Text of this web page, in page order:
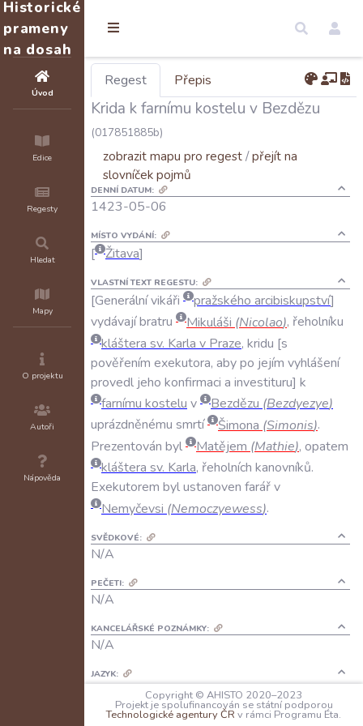
Historické
prameny
na dosah
Úvod
Edice
Regesty
Hledat
Mapy
O projektu
Autoři
Nápověda
Regest Přepis
Krida k farnímu kostelu v Bezdězu
(017851885b)
zobrazit mapu pro regest/přejít na
slovníček pojmů
DENNÍ DATUM:
1423-05-06
MÍSTO VYDÁNÍ:
Žitava
VLASTNÍ TEXT REGESTU:
Generálnívikáři pražského arcibiskupství
vydávajíbratru Mikuláši (Nicolao), řeholníku
kláštera sv. Karla v Praze, kridu s
pověřením exekutora, abypo jejím vyhlášení
provedl jeho konfirmaci a investituru k
farnímu kostelu v Bezdězu (Bezdyezye)
uprázdněnému smrtí Šimona (Simonis).
Prezentován byl Matějem (Mathie), opatem
kláštera sv. Karla, řeholních kanovníků.
Exekutorem bylustanoven farářv
Nemyčevsi (Nemoczyewess).
SVĚDKOVÉ:
N/A
PEČETI:
N/A
KANCELÁŘSKÉ POZNÁMKY:
N/A
JAZYK:
latina
FORMA DOCHOVÁNÍ:
Copyright © AHISTO 2020–2023
Projekt je spolufinancován se státní podporou
Technologické agentury ČR v rámci Programu Éta.